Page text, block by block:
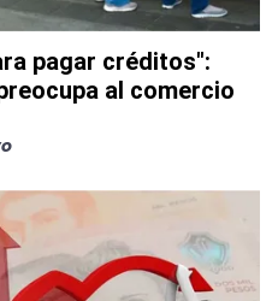
pagar créditos":
al comercio